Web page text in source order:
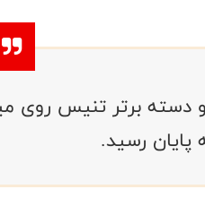
دسته برتر تنیس روی
پایان رسید.